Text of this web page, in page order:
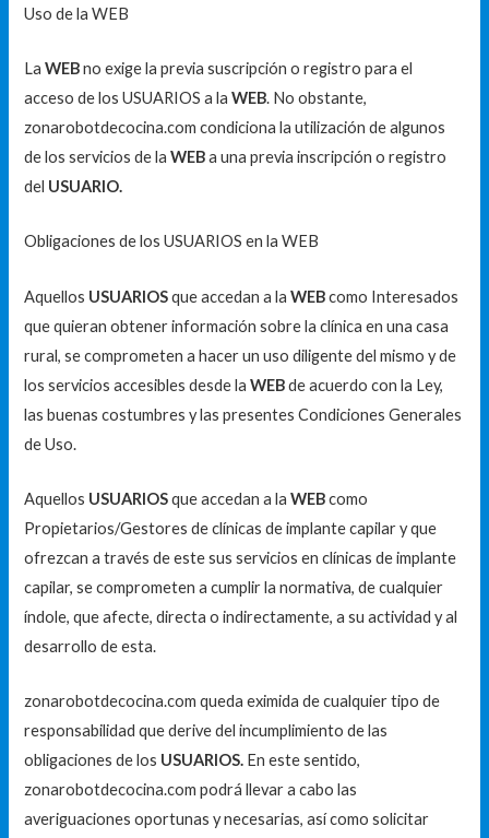
Uso de la WEB
LaWEBno exige la previa suscripción o registro para el
acceso de los USUARIOS a la WEB. No obstante,
zonarobotdecocina.com condiciona la utilización de algunos
de los servicios de laWEBa una previa inscripción o registro
del USUARIO.
Obligaciones de los USUARIOS en la WEB
Aquellos USUARIOSque accedan a laWEBcomo Interesados
que quieran obtener información sobre la clínica en una casa
rural, se comprometen a hacer un uso diligente del mismo y de
los servicios accesibles desde laWEBde acuerdo con la Ley,
las buenas costumbres y las presentes Condiciones Generales
de Uso.
Aquellos USUARIOSque accedan a laWEBcomo
Propietarios/Gestores de clínicas de implante capilar y que
ofrezcan a través de este sus servicios en clínicas de implante
capilar, se comprometen a cumplir la normativa, de cualquier
índole, que afecte, directa o indirectamente, a su actividad y al
desarrollo de esta.
zonarobotdecocina.com queda eximida de cualquier tipo de
responsabilidad que derive del incumplimiento de las
obligaciones de los USUARIOS. En este sentido,
zonarobotdecocina.com podrá llevar a cabo las
averiguaciones oportunas y necesarias, así como solicitar